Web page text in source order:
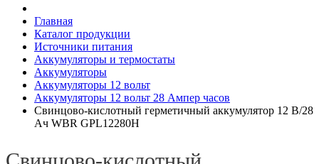
Главная
Каталог продукции
Источники питания
Аккумуляторы и термостаты
Аккумуляторы
Аккумуляторы 12 вольт
Аккумуляторы 12 вольт 28 Ампер часов
Свинцово-кислотный герметичный аккумулятор 12 В/28
Ач WBR GPL12280H